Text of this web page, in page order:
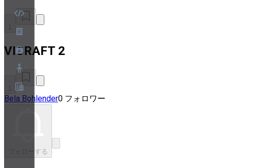
クッキー設定
セキュリティとプライバシーのホワイトペーパー
VICRAFT 2
Bela Bohlender0 フォロワー
フォローする